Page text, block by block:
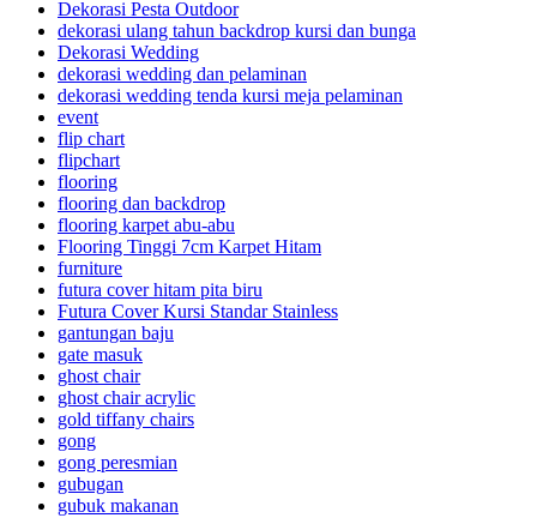
Dekorasi Pesta Outdoor
dekorasi ulang tahun backdrop kursi dan bunga
Dekorasi Wedding
dekorasi wedding dan pelaminan
dekorasi wedding tenda kursi meja pelaminan
event
flip chart
flipchart
flooring
flooring dan backdrop
flooring karpet abu-abu
Flooring Tinggi 7cm Karpet Hitam
furniture
futura cover hitam pita biru
Futura Cover Kursi Standar Stainless
gantungan baju
gate masuk
ghost chair
ghost chair acrylic
gold tiffany chairs
gong
gong peresmian
gubugan
gubuk makanan